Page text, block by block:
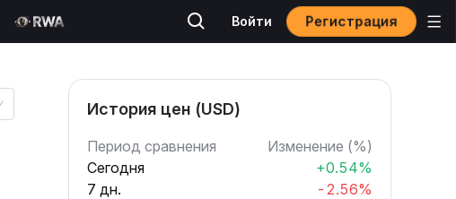
Войти Регистрация
История цен (USD)
Период сравнения
Изменение (%)
Сегодня
+0.54%
7 дн.
-2.56%